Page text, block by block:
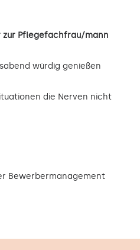
zur Pflegefachfrau/mann
würdig genießen
die Nerven nicht
Bewerbermanagement